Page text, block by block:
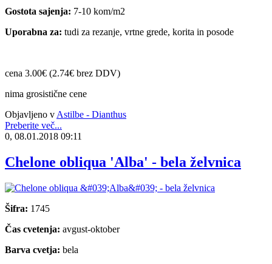
Gostota sajenja: 7-10 kom/m2
Uporabna za: tudi za rezanje, vrtne grede, korita in posode
cena 3.00€ (2.74€ brez DDV)
nima grosistične cene
Objavljeno v Astilbe - Dianthus
Preberite več...
0, 08.01.2018 09:11
Chelone obliqua 'Alba' - bela želvnica
Šifra: 1745
Čas cvetenja: avgust-oktober
Barva cvetja: bela